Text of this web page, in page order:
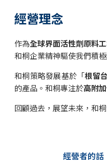
經營理念
作為全球界面活性劑原料
和桐企業精神驅使我們積
和桐策略發展基於「根留
的產品。和桐專注於高附
回顧過去，展望未來，和桐
經營者的話